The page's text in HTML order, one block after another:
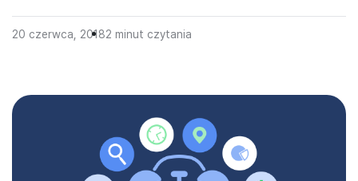
pierwszym pomysłem, nie zawsze powinien być celem
[…]
20 czerwca, 20182 minut czytania